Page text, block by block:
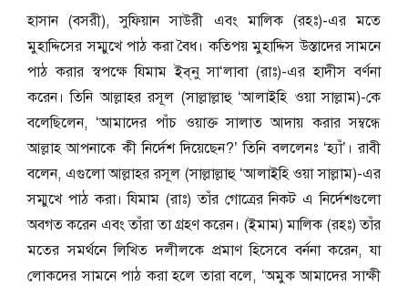
হাসান (বসরী), সুফিয়ান সাউরী এবং মালিক (রহঃ)-এর মতে
মুহাদ্দিসের সম্মুখে পাঠ করা বৈধ। কতিপয় মুহাদ্দিস উস্তাদের সামনে
পাঠ করার স্বপক্ষে যিমাম ইব্‌নু সা‘লাবা (রাঃ)-এর হাদীস বর্ণনা
করেন। তিনি আল্লাহর রসূল (সাল্লাল্লাহু ‘আলাইহি ওয়া সাল্লাম)-কে
বলেছিলেন, ‘আমাদের পাঁচ ওয়াক্ত সালাত আদায় করার সম্বন্ধে
আল্লাহ আপনাকে কী নির্দেশ দিয়েছেন?’ তিনি বললেনঃ ‘হ্যাঁ’। রাবী
বলেন, এগুলো আল্লাহর রসূল (সাল্লাল্লাহু ‘আলাইহি ওয়া সাল্লাম)-এর
সম্মুখে পাঠ করা। যিমাম (রাঃ) তাঁর গোত্রের নিকট এ নির্দেশগুলো
অবগত করেন এবং তাঁরা তা গ্রহণ করেন। (ইমাম) মালিক (রহঃ) তাঁর
মতের সমর্থনে লিখিত দলীলকে প্রমাণ হিসেবে বর্ননা করেন, যা
লোকদের সামনে পাঠ করা হলে তারা বলে, ‘অমুক আমাদের সাক্ষী